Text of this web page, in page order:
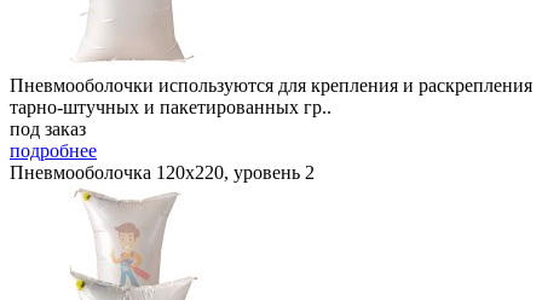
Пневмооболочки используются для крепления и раскрепления
тарно-штучных и пакетированных гр..
под заказ
подробнее
Пневмооболочка 120х220, уровень 2